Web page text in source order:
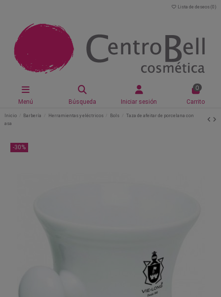
Lista de deseos (0 )
Menú Búsqueda Iniciar sesión
0
Carrito
Inicio Barbería Herramientas y eléctricos Bols
Taza de afeitar de porcelana con
asa
-30%